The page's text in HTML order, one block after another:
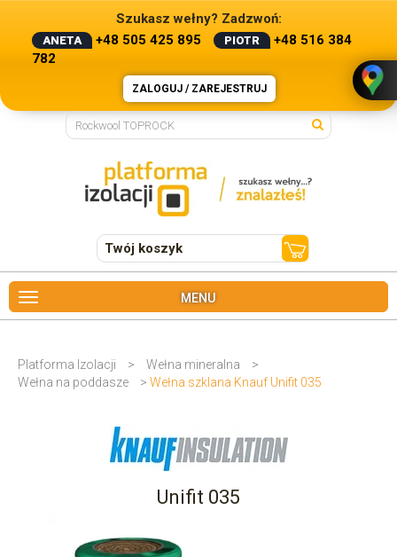
Szukasz wełny? Zadzwoń:
ANETA +48 505 425 895 PIOTR
+48 516 384
782
ZALOGUJ / ZAREJESTRUJ
Twój koszyk
MENU
Platforma Izolacji > Wełna mineralna
>
Wełna na poddasze
> Wełna szklana Knauf Unifit 035
Unifit 035